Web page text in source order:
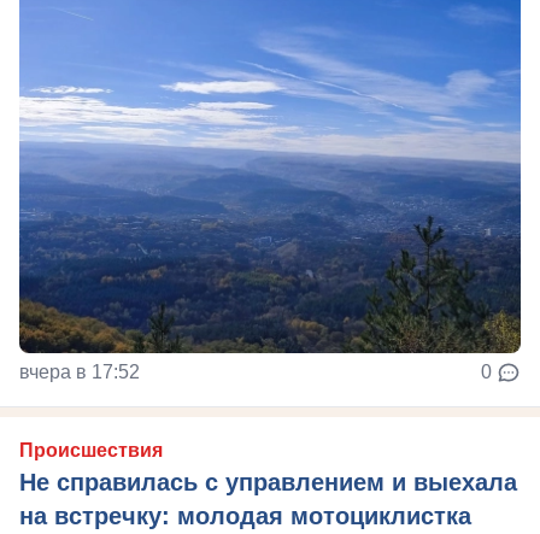
вчера в 17:52 0
Происшествия
Не справилась с управлением и выехала
на встречку: молодая мотоциклистка